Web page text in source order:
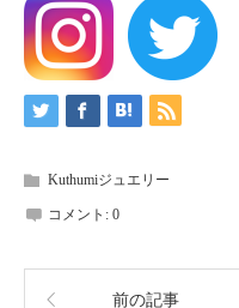
Kuthumiジュエリー
コメント: 0
前の記事